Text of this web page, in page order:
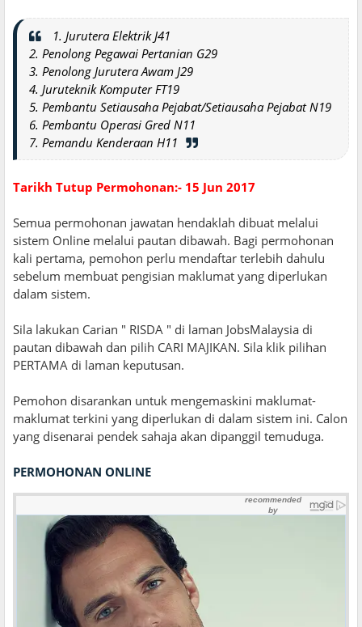
1. Jurutera Elektrik J41
2. Penolong Pegawai Pertanian G29
3. Penolong Jurutera Awam J29
4. Juruteknik Komputer FT19
5. Pembantu Setiausaha Pejabat/Setiausaha Pejabat N19
6. Pembantu Operasi Gred N11
7. Pemandu Kenderaan H11
Tarikh Tutup Permohonan:- 15 Jun 2017
Semua permohonan jawatan hendaklah dibuat melalui
sistem Online melalui pautan dibawah. Bagi permohonan
kali pertama, pemohon perlu mendaftar terlebih dahulu
sebelum membuat pengisian maklumat yang diperlukan
dalam sistem.
Sila lakukan Carian " RISDA " di laman JobsMalaysia di
pautan dibawah dan pilih CARI MAJIKAN. Sila klik pilihan
PERTAMA di laman keputusan.
Pemohon disarankan untuk mengemaskini maklumat-
maklumat terkini yang diperlukan di dalam sistem ini. Calon
yang disenarai pendek sahaja akan dipanggil temuduga.
PERMOHONAN ONLINE